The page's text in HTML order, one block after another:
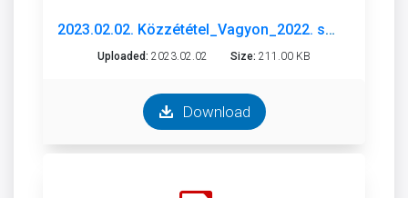
2023.02.02. Közzététel_Vagyon_2022. szeptember.pdf
Uploaded: 2023.02.02 Size: 211.00 KB
Download